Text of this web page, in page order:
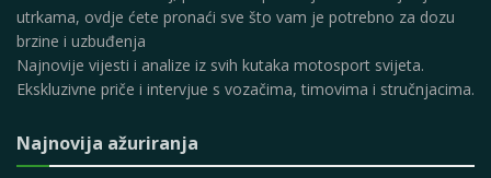
utrkama, ovdje ćete pronaći sve što vam je potrebno za dozu
brzine i uzbuđenja
Najnovije vijesti i analize iz svih kutaka motosport svijeta.
Ekskluzivne priče i intervjue s vozačima, timovima i stručnjacima.
Najnovija ažuriranja